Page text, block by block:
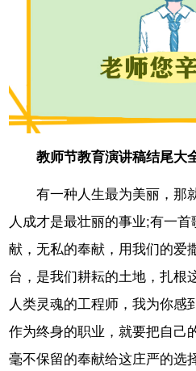
教师节教育演讲稿结尾大
有一种人生最为美丽，那
人成才是最壮丽的事业;有一
献，无私的奉献，用我们的爱
台，是我们耕耘的土地，扎根
人类灵魂的工程师，我为你感
作为终身的职业，就要把自己
毫不保留的奉献给这庄严的选